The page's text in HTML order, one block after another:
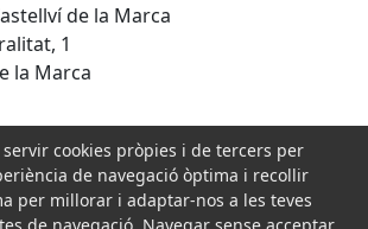
de la Marca
1
la Marca
de:
cookies pròpies i de tercers per
de navegació òptima i recollir
per millorar i adaptar-nos a les teves